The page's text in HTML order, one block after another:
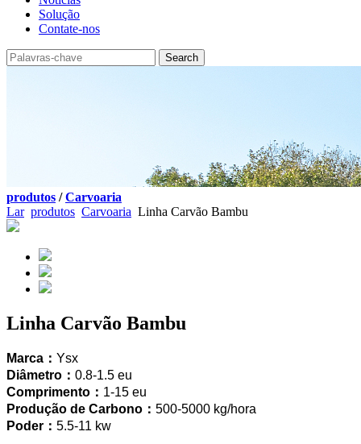
Solução
Contate-nos
produtos / Carvoaria
Lar produtos Carvoaria Linha Carvão Bambu
Linha Carvão Bambu
Marca： Ysx
Diâmetro： 0.8-1.5 eu
Comprimento： 1-15 eu
Produção de Carbono： 500-5000 kg/hora
Poder： 5.5-11 kw